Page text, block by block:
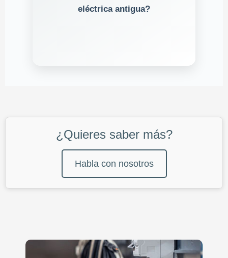
eléctrica antigua?
profesional acreditado
y se emite un
¿Quieres saber más?
Habla con nosotros